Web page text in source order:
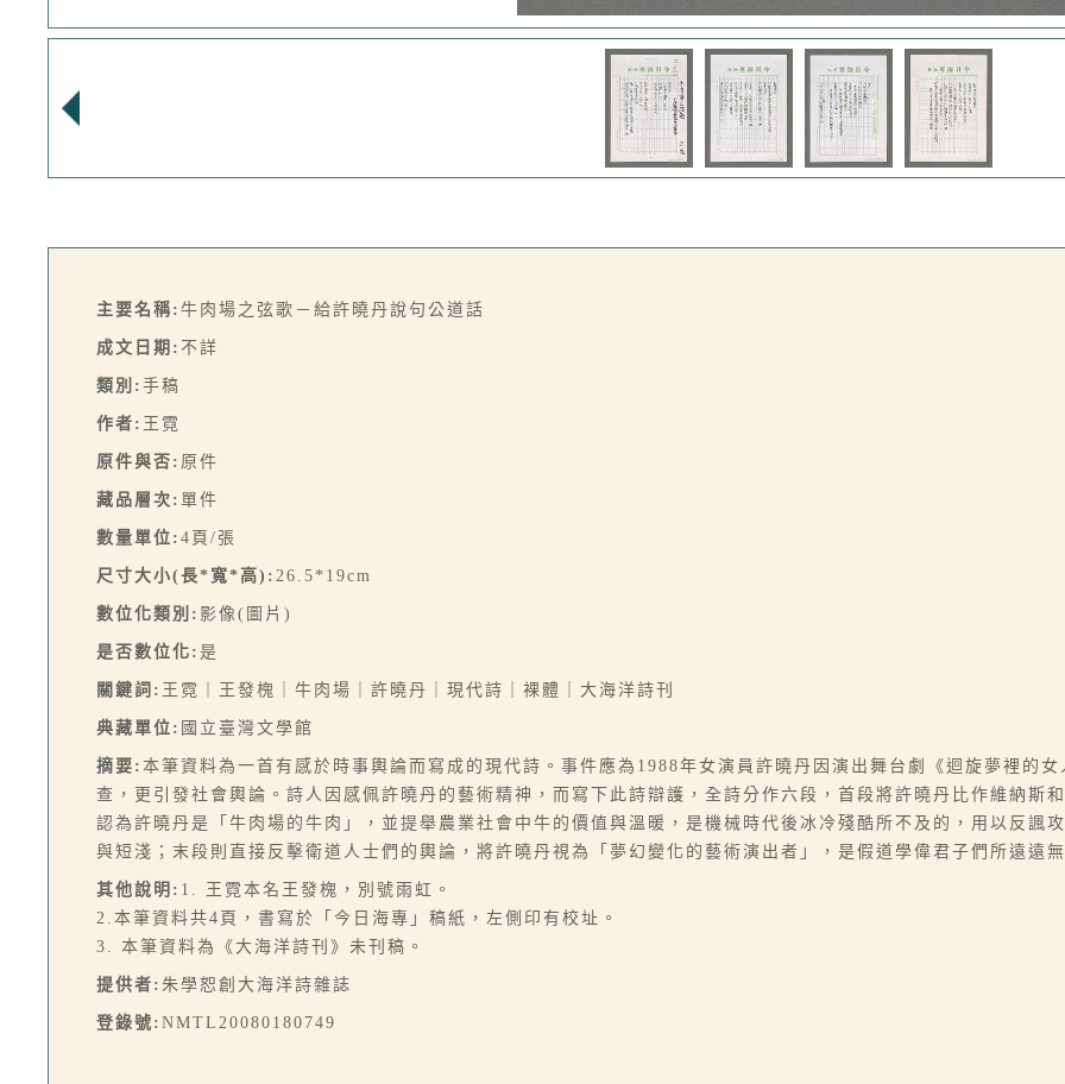
主要名稱: 牛肉場之弦歌－給許曉丹說句公道話
成文日期: 不詳
類別: 手稿
作者: 王霓
原件與否: 原件
藏品層次: 單件
數量單位: 4頁/張
尺寸大小(長*寬*高): 26.5*19cm
數位化類別: 影像(圖片)
是否數位化: 是
關鍵詞: 王霓｜王發槐｜牛肉場｜許曉丹｜現代詩｜裸體｜大海洋詩刊
典藏單位: 國立臺灣文學館
摘要: 本筆資料為一首有感於時事輿論而寫成的現代詩。事件應為1988年女演員許曉丹因演出舞台劇《迴旋夢裡的
查，更引發社會輿論。詩人因感佩許曉丹的藝術精神，而寫下此詩辯護，全詩分作六段，首段將許曉丹比作維納斯
認為許曉丹是「牛肉場的牛肉」，並提舉農業社會中牛的價值與溫暖，是機械時代後冰冷殘酷所不及的，用以反諷
與短淺；末段則直接反擊衛道人士們的輿論，將許曉丹視為「夢幻變化的藝術演出者」，是假道學偉君子們所遠遠
其他說明: 1. 王霓本名王發槐，別號雨虹。
2.本筆資料共4頁，書寫於「今日海專」稿紙，左側印有校址。
3. 本筆資料為《大海洋詩刊》未刊稿。
提供者: 朱學恕創大海洋詩雜誌
登錄號: NMTL20080180749